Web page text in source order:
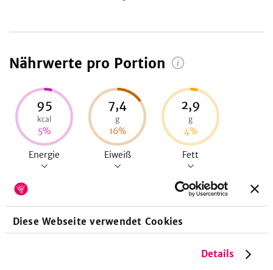
Diese Webseite verwendet Cookies
Details
Nährwerte pro Portion
95
kcal
5%
Energie
7,4
g
16%
Eiweiß
2,9
g
4%
Fett
8,7
g
3%